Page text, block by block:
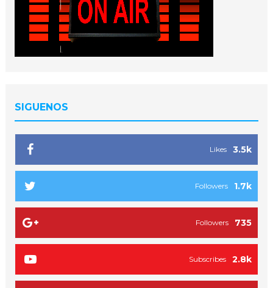
SIGUENOS
3.5k
Likes
1.7k
Followers
735
Followers
2.8k
Subscribes